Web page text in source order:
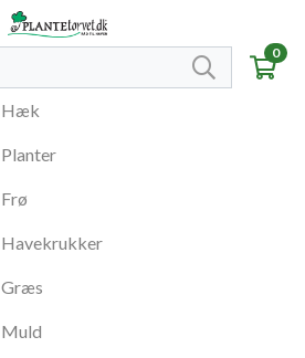
0
Hæk
Planter
Frø
Havekrukker
Græs
Muld